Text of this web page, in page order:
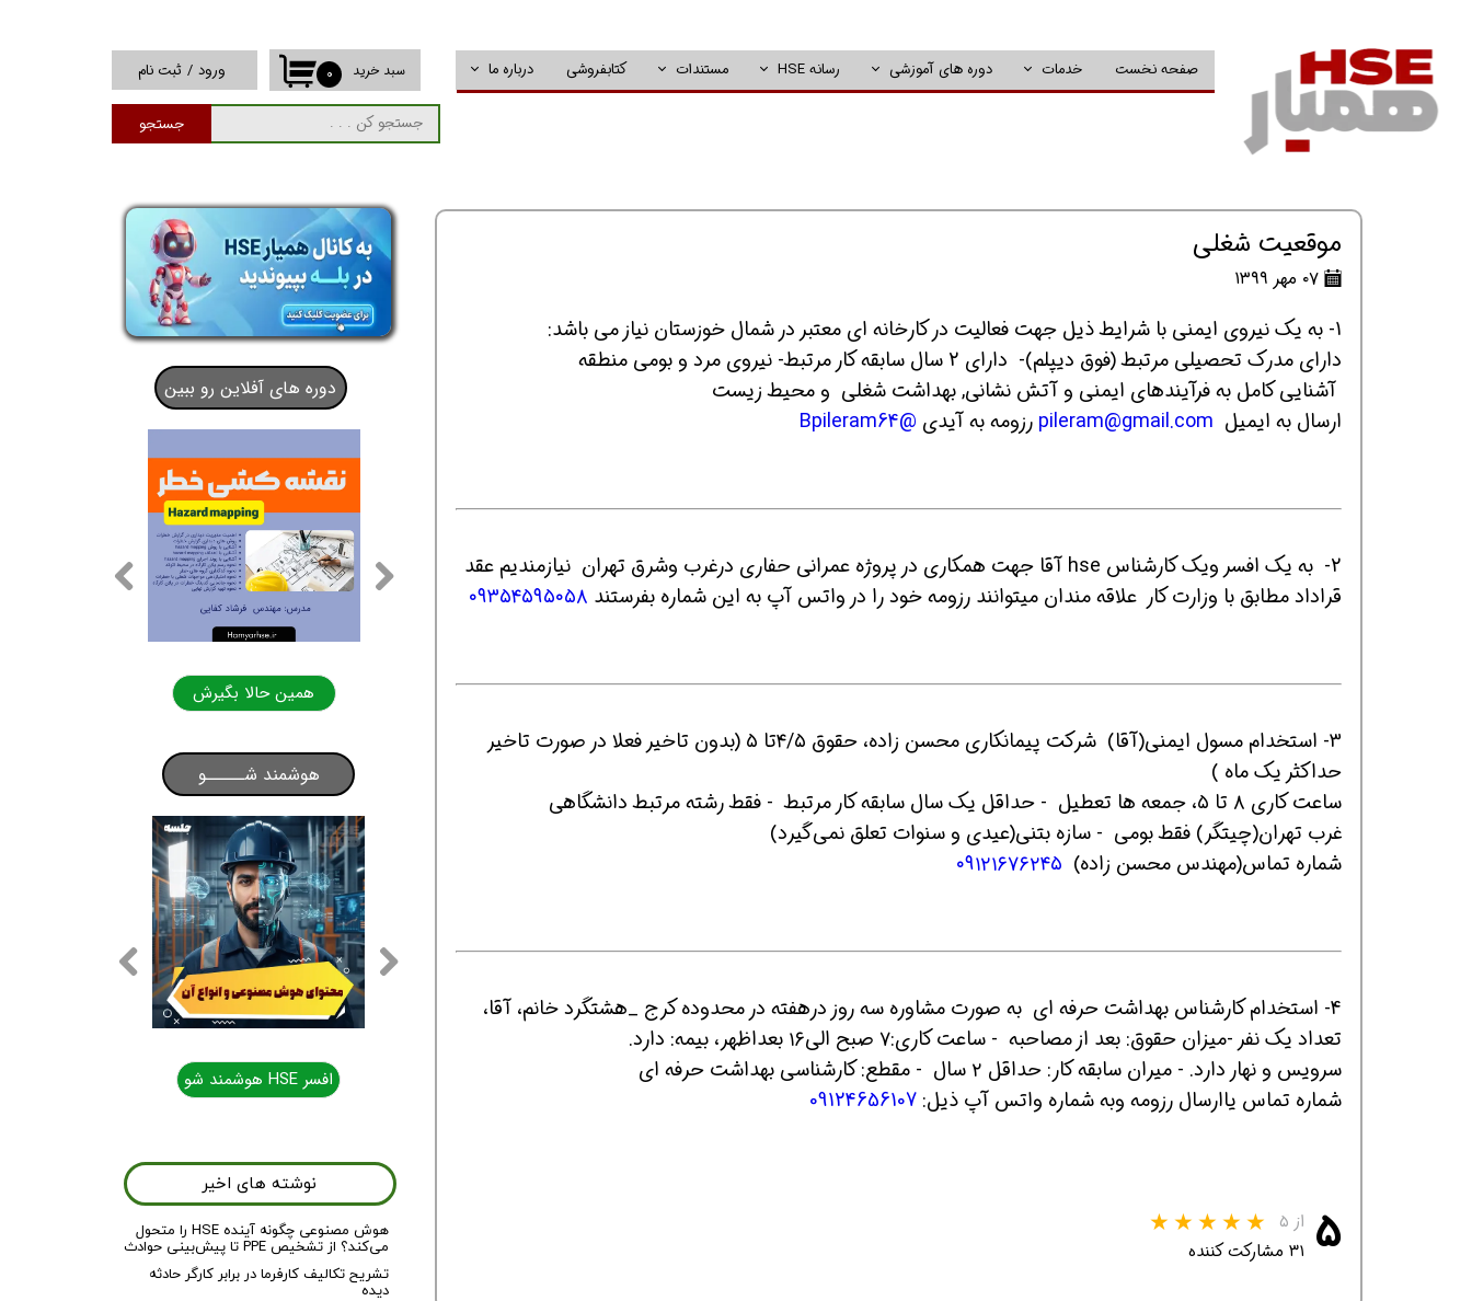
صفحه نخست خدمات دوره های آموزشی رسانه HSE
پادکست Safety Cast
مستندات کتابفروشی درباره ما
جستجو
۰ سبد خرید ورود / ثبت نام
حساب کاربری من
تغییر گذر واژه
خروج از حساب
کاربری
موقعیت شغلی
۰۷ مهر ۱۳۹۹
1- به یک نیروی ایمنی با شرایط ذیل جهت فعالیت در کارخانه ای معتبر در شمال خوزستان نیاز می باشد:
دارای مدرک تحصیلی مرتبط (فوق دیپلم)- دارای 2 سال سابقه کار مرتبط- نیروی مرد و بومی منطقه
آشنایی کامل به فرآیندهای ایمنی و آتش نشانی, بهداشت شغلی و محیط زیست
ارسال به ایمیل pileram@gmail.com رزومه به آیدی @Bpileram64
2- به یک افسر ویک کارشناس hse آقا جهت همکاری در پروژه عمرانی حفاری درغرب وشرق تهران نیازمندیم عقد
قراداد مطابق با وزارت کار علاقه مندان میتوانند رزومه خود را در واتس آپ به این شماره بفرستند ۰۹۳۵۴۵۹۵۰۵۸
3- استخدام مسول ایمنی(آقا) شرکت پیمانکاری محسن زاده، حقوق ۴/۵تا ۵ (بدون تاخیر فعلا در صورت تاخیر
حداکثر یک ماه )
ساعت کاری ۸ تا ۵، جمعه ها تعطیل - حداقل یک سال سابقه کار مرتبط - فقط رشته مرتبط دانشگاهی
غرب تهران(چیتگر) فقط بومی - سازه بتنی(عیدی و سنوات تعلق نمی‌گیرد)
شماره تماس(مهندس محسن زاده) ۰۹۱۲۱۶۷۶۲۴۵
4- استخدام کارشناس بهداشت حرفه ای به صورت مشاوره سه روز درهفته در محدوده کرج _هشتگرد خانم، آقا،
تعداد یک نفر -میزان حقوق: بعد از مصاحبه - ساعت کاری:۷ صبح الی۱۶ بعداظهر، بیمه: دارد.
سرویس و نهار دارد. - میران سابقه کار: حداقل ۲ سال - مقطع: کارشناسی بهداشت حرفه ای
شماره تماس یاارسال رزومه وبه شماره واتس آپ ذیل: 09124656107
۵ از ۵
۳۱ مشارکت کننده
هوش مصنوعی چگونه آینده HSE را متحول
می‌کند؟ از تشخیص PPE تا پیش‌بینی حوادث
تشریح تکالیف کارفرما در برابر کارگر حادثه
دیده
نوشته های اخیر
همین حالا بگیرش همین حالا بگیرش همین حالا بگیرش همین حالا بگیرش همین حالا بگیرش همین حالا بگیرش
دوره های آفلاین رو ببین
هوشمند شـــــو
افسر HSE هوشمند شو افسر HSE هوشمند شو افسر HSE هوشمند شو افسر HSE هوشمند شو